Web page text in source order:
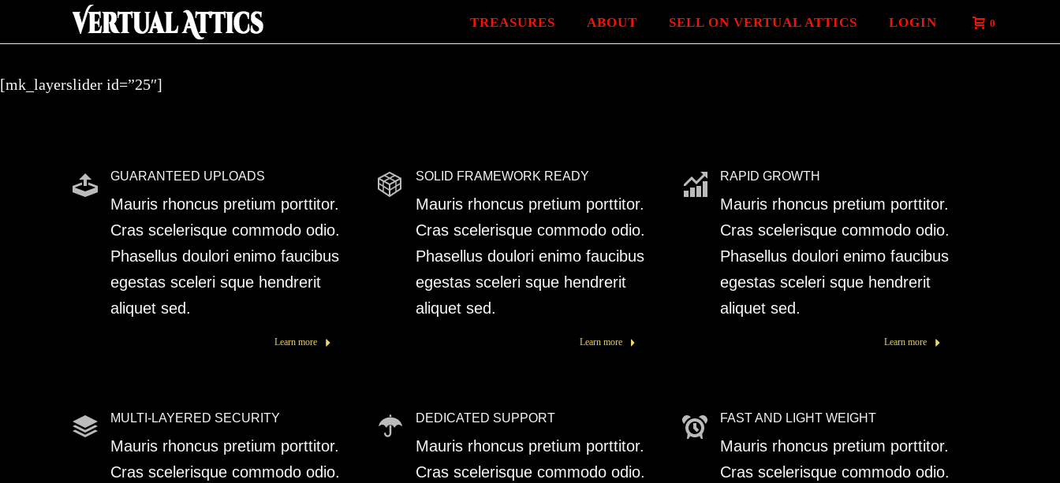
TREASURES ABOUT SELL ON VERTUAL ATTICS LOGIN 0
[mk_layerslider id=”25″]
GUARANTEED UPLOADS
Mauris rhoncus pretium porttitor.
Cras scelerisque commodo odio.
Phasellus doulori enimo faucibus
egestas sceleri sque hendrerit
aliquet sed.
Learn more
SOLID FRAMEWORK READY
Mauris rhoncus pretium porttitor.
Cras scelerisque commodo odio.
Phasellus doulori enimo faucibus
egestas sceleri sque hendrerit
aliquet sed.
Learn more
RAPID GROWTH
Mauris rhoncus pretium porttitor.
Cras scelerisque commodo odio.
Phasellus doulori enimo faucibus
egestas sceleri sque hendrerit
aliquet sed.
Learn more
MULTI-LAYERED SECURITY
Mauris rhoncus pretium porttitor.
Cras scelerisque commodo odio.
DEDICATED SUPPORT
Mauris rhoncus pretium porttitor.
Cras scelerisque commodo odio.
FAST AND LIGHT WEIGHT
Mauris rhoncus pretium porttitor.
Cras scelerisque commodo odio.